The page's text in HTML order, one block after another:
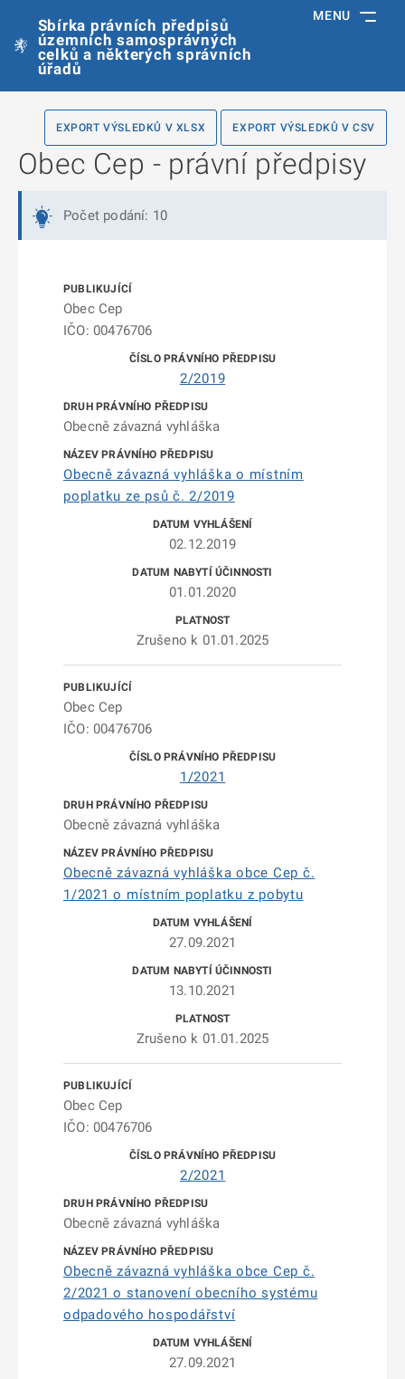
Sbírka právních předpisů
územních samosprávných
celků a některých správních
úřadů
MENU
EXPORT VÝSLEDKŮ V XLSX EXPORT VÝSLEDKŮ V CSV
Obec Cep - právní předpisy
Počet podání: 10
Obec Cep
IČO: 00476706
2/2019
Obecně závazná vyhláška
Obecně závazná vyhláška o místním
poplatku ze psů č. 2/2019
02.12.2019
01.01.2020
Zrušeno k 01.01.2025
Obec Cep
IČO: 00476706
1/2021
Obecně závazná vyhláška
Obecně závazná vyhláška obce Cep č.
1/2021 o místním poplatku z pobytu
27.09.2021
13.10.2021
Zrušeno k 01.01.2025
Obec Cep
IČO: 00476706
2/2021
Obecně závazná vyhláška
Obecně závazná vyhláška obce Cep č.
2/2021 o stanovení obecního systému
odpadového hospodářství
27.09.2021